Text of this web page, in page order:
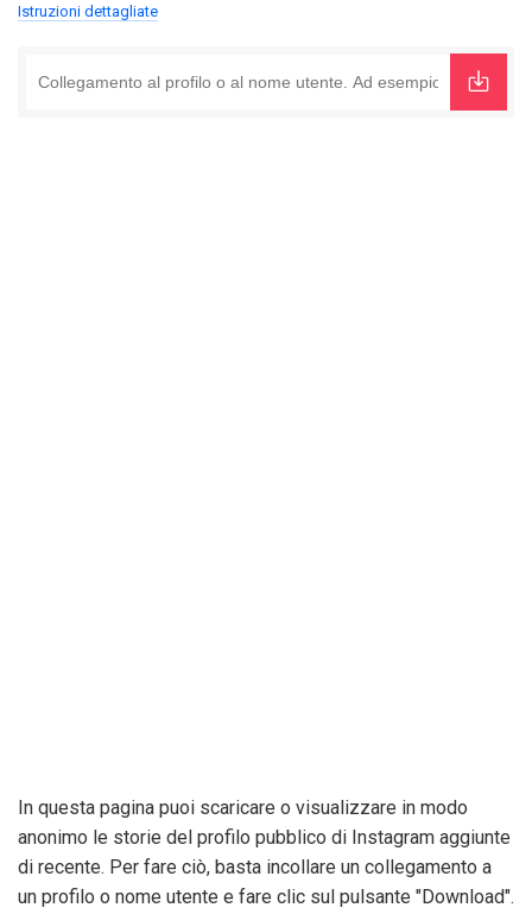
Istruzioni dettagliate
In questa pagina puoi scaricare o visualizzare in modo
anonimo le storie del profilo pubblico di Instagram aggiunte
di recente. Per fare ciò, basta incollare un collegamento a
un profilo o nome utente e fare clic sul pulsante "Download".